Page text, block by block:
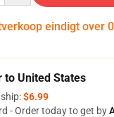
eindigt over
to United States
$6.99
- Order today to get by